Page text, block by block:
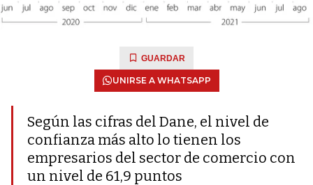
GUARDAR
UNIRSE A WHATSAPP
Según las cifras del Dane, el nivel de
confianza más alto lo tienen los
empresarios del sector de comercio con
un nivel de 61,9 puntos